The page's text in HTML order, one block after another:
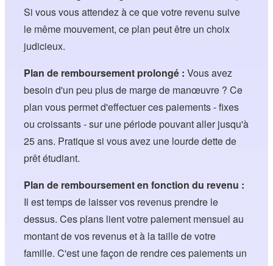
Si vous vous attendez à ce que votre revenu suive
le même mouvement, ce plan peut être un choix
judicieux.
Plan de remboursement prolongé : Vous avez
besoin d'un peu plus de marge de manœuvre ? Ce
plan vous permet d'effectuer ces paiements - fixes
ou croissants - sur une période pouvant aller jusqu'à
25 ans. Pratique si vous avez une lourde dette de
prêt étudiant.
Plan de remboursement en fonction du revenu :
Il est temps de laisser vos revenus prendre le
dessus. Ces plans lient votre paiement mensuel au
montant de vos revenus et à la taille de votre
famille. C'est une façon de rendre ces paiements un